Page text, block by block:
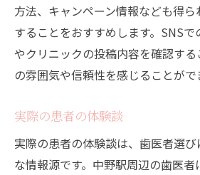
方法、キャンペーン情報なども得
することをおすすめします。SNSで
やクリニックの投稿内容を確認す
の雰囲気や信頼性を感じることがで
実際の患者の体験談
実際の患者の体験談は、歯医者選
な情報源です。中野駅周辺の歯医